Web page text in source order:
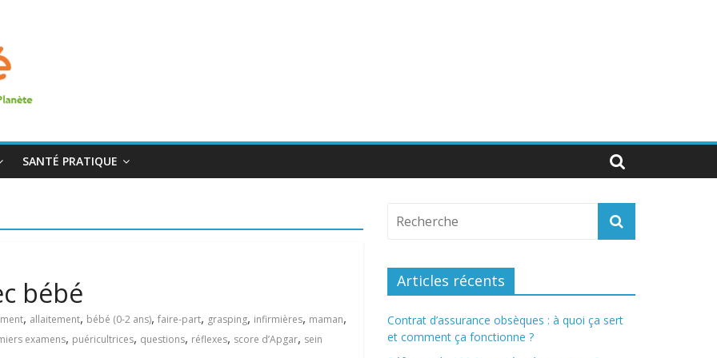
SANTÉ PRATIQUE
bébé
, allaitement, bébé (0-2 ans), faire-part, grasping, infirmières, maman,
examens, puéricultrices, questions, réflexes, score d’Apgar, sein
Articles récents
Contrat d’assurance obsèques : à quoi ça sert
et comment ça fonctionne ?